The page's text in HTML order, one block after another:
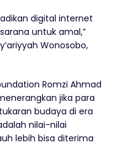
digital internet
untuk amal,”
Wonosobo,
Romzi Ahmad
jika para
budaya di era
nilai-nilai
lebih bisa diterima